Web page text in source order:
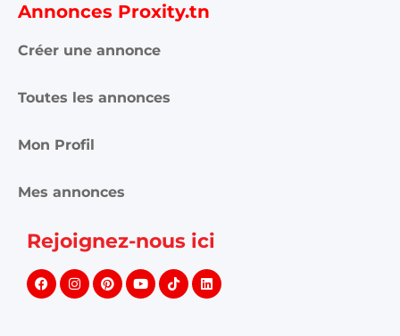
Annonces Proxity.tn
Créer une annonce
Toutes les annonces
Mon Profil
Mes annonces
Rejoignez-nous ici